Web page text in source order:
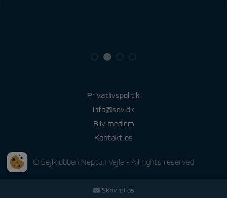
Privatlivspolitik
info@snv.dk
© Sejlklubben Neptun Vejle - All rights reserved
Bliv medlem
Kontakt os
Skriv til os